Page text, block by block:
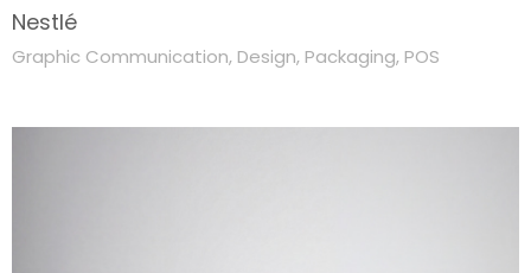
Nestlé
Graphic Communication, Design, Packaging, POS